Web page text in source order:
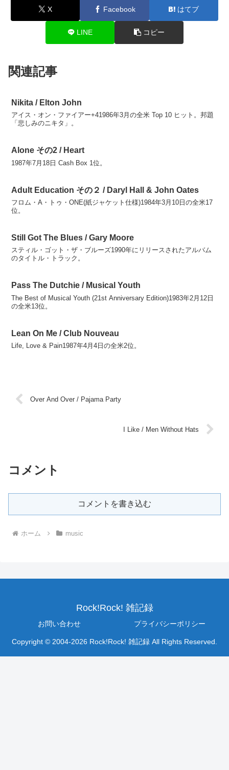
X Facebook はてブ
LINE コピー
関連記事
Nikita / Elton John
アイス・オン・ファイアー+41986年3月の全米 Top 10 ヒット。邦題
「悲しみのニキタ」。
Alone その2 / Heart
1987年7月18日 Cash Box 1位。
Adult Education その２ / Daryl Hall & John Oates
フロム・A・トゥ・ONE(紙ジャケット仕様)1984年3月10日の全米17
位。
Still Got The Blues / Gary Moore
スティル・ゴット・ザ・ブルーズ1990年にリリースされたアルバム
のタイトル・トラック。
Pass The Dutchie / Musical Youth
The Best of Musical Youth (21st Anniversary Edition)1983年2月12日
の全米13位。
Lean On Me / Club Nouveau
Life, Love & Pain1987年4月4日の全米2位。
Over And Over / Pajama Party
I Like / Men Without Hats
コメント
コメントを書き込む
ホーム music
Rock!Rock! 雑記録
お問い合わせ プライバシーポリシー
Copyright © 2004-2026 Rock!Rock! 雑記録 All Rights Reserved.